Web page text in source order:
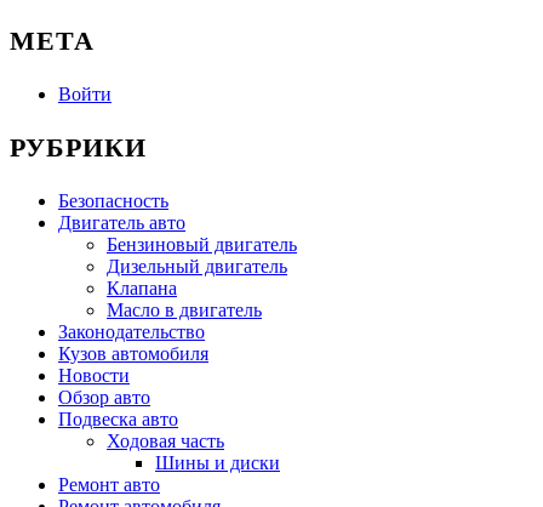
МЕТА
Войти
РУБРИКИ
Безопасность
Двигатель авто
Бензиновый двигатель
Дизельный двигатель
Клапана
Масло в двигатель
Законодательство
Кузов автомобиля
Новости
Обзор авто
Подвеска авто
Ходовая часть
Шины и диски
Ремонт авто